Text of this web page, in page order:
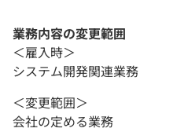
業務内容の変更範囲
＜雇入時＞
システム開発関連業務
＜変更範囲＞
会社の定める業務